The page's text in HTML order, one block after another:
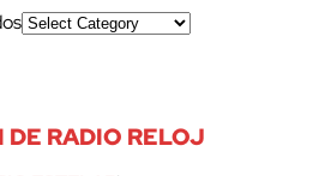
RADIO RELOJ